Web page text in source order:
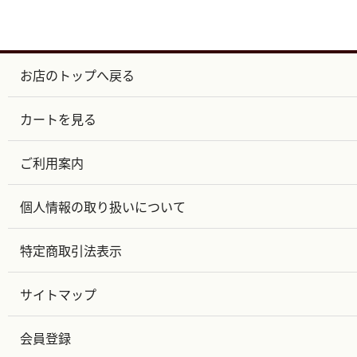
お店のトップへ戻る
カートを見る
ご利用案内
個人情報の取り扱いについて
特定商取引法表示
サイトマップ
会員登録